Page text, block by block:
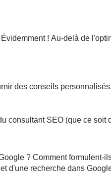
! Au-delà de
des conseils personnalisés.
SEO (que ce soit
? Comment formulent-
d'une recherche dans